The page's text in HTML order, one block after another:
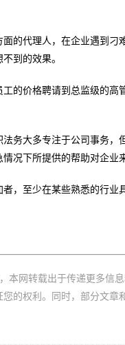
的代理人，在企业遇到
到的效果。
的价格聘请到总监级的高
务大多专注于公司事务
况下所提供的帮助对企业
，至少在某些熟悉的行
本网转载出于传递更多信
的权利。同时，部分文章